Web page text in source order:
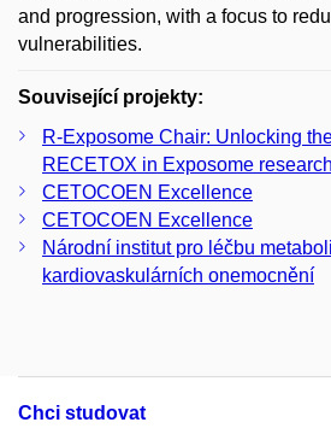
and progression, with a focus to
vulnerabilities.
Související projekty:
R-Exposome Chair: Unlocking
RECETOX in Exposome research
CETOCOEN Excellence
CETOCOEN Excellence
Národní institut pro léčbu
kardiovaskulárních onemocnění
Chci studovat